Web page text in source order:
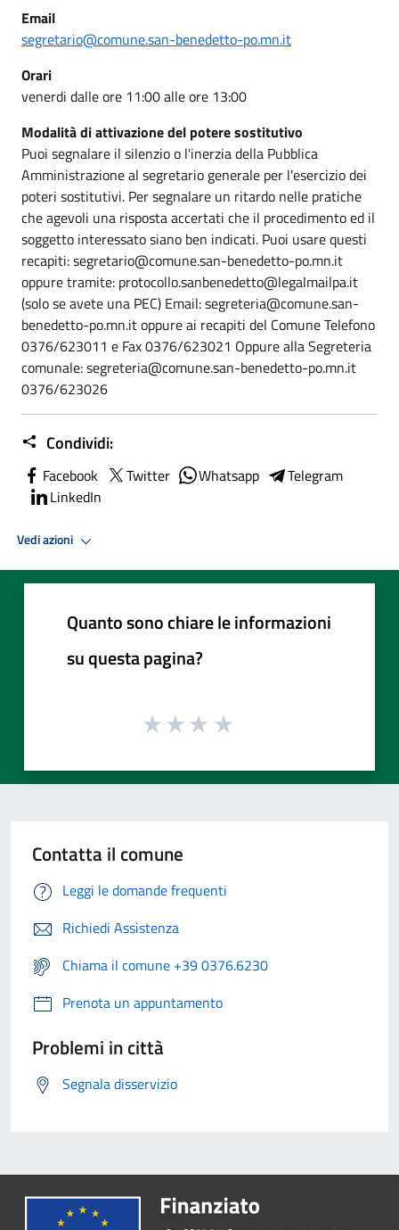
Email
segretario@comune.san-benedetto-po.mn.it
Orari
venerdi dalle ore 11:00 alle ore 13:00
Modalità di attivazione del potere sostitutivo
Puoi segnalare il silenzio o l'inerzia della Pubblica
Amministrazione al segretario generale per l'esercizio dei
poteri sostitutivi. Per segnalare un ritardo nelle pratiche
che agevoli una risposta accertati che il procedimento ed il
soggetto interessato siano ben indicati. Puoi usare questi
recapiti: segretario@comune.san-benedetto-po.mn.it
oppure tramite: protocollo.sanbenedetto@legalmailpa.it
(solo se avete una PEC) Email: segreteria@comune.san-
benedetto-po.mn.it oppure ai recapiti del Comune Telefono
0376/623011 e Fax 0376/623021 Oppure alla Segreteria
comunale: segreteria@comune.san-benedetto-po.mn.it
0376/623026
Condividi:
Facebook Twitter Whatsapp
Telegram
LinkedIn
Vedi azioni
Quanto sono chiare le informazioni
su questa pagina?
Contatta il comune
Leggi le domande frequenti
Richiedi Assistenza
Chiama il comune +39 0376.6230
Prenota un appuntamento
Problemi in città
Segnala disservizio